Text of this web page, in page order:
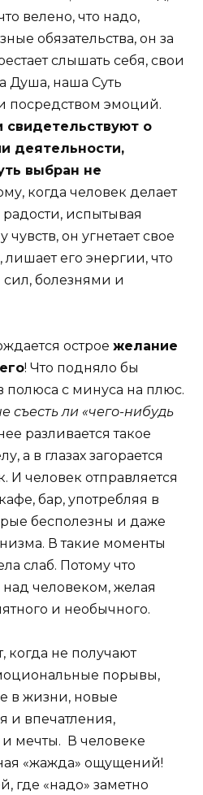
велено, что надо,
обязательства, он за
слышать себя, свои
Душа, наша Суть
посредством эмоций.
свидетельствуют о
деятельности,
выбран не
когда человек делает
испытывая
он угнетает свое
его энергии, что
болезнями и
острое желание
! Что подняло бы
полюса с минуса на плюс.
съесть ли «чего-нибудь
разливается такое
а в глазах загорается
И человек отправляется
бар, употребляя в
бесполезны и даже
В такие моменты
слаб. Потому что
человеком, желая
и необычного.
когда не получают
порывы,
в жизни, новые
и впечатления,
мечты. В человеке
«жажда» ощущений!
где «надо» заметно